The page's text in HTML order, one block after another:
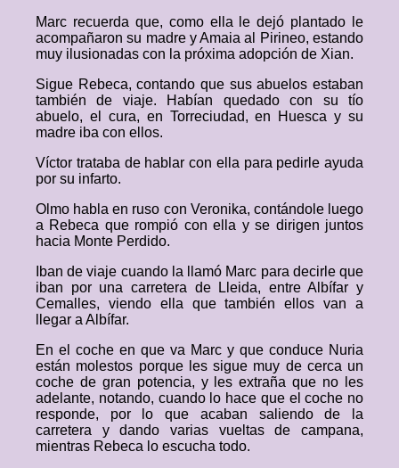
Marc recuerda que, como ella le dejó plantado le
acompañaron su madre y Amaia al Pirineo, estando
muy ilusionadas con la próxima adopción de Xian.
Sigue Rebeca, contando que sus abuelos estaban
también de viaje. Habían quedado con su tío
abuelo, el cura, en Torreciudad, en Huesca y su
madre iba con ellos.
Víctor trataba de hablar con ella para pedirle ayuda
por su infarto.
Olmo habla en ruso con Veronika, contándole luego
a Rebeca que rompió con ella y se dirigen juntos
hacia Monte Perdido.
Iban de viaje cuando la llamó Marc para decirle que
iban por una carretera de Lleida, entre Albífar y
Cemalles, viendo ella que también ellos van a
llegar a Albífar.
En el coche en que va Marc y que conduce Nuria
están molestos porque les sigue muy de cerca un
coche de gran potencia, y les extraña que no les
adelante, notando, cuando lo hace que el coche no
responde, por lo que acaban saliendo de la
carretera y dando varias vueltas de campana,
mientras Rebeca lo escucha todo.